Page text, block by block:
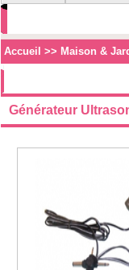
Accueil >> Maison &
Générateur